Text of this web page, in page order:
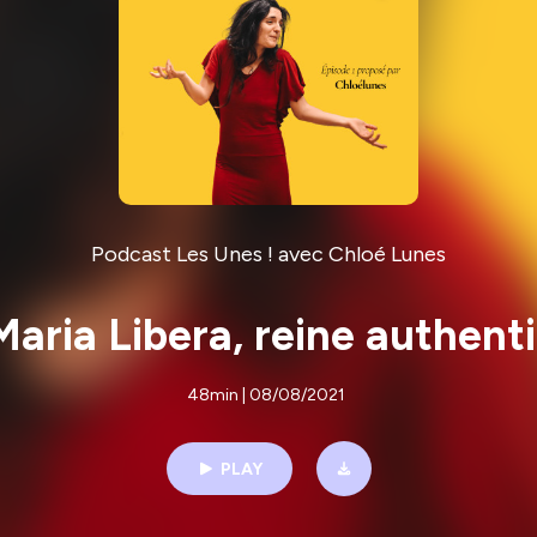
Podcast Les Unes ! avec Chloé Lunes
Libera, reine
48min | 08/08/2021
PLAY